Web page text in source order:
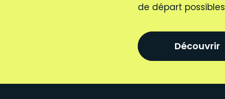
de départ possibles
Découvrir